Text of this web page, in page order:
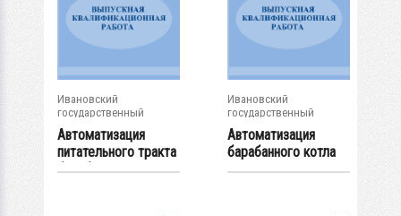
Ивановский
государственный
энергетический...
Автоматизация
питательного тракта
барабанного...
Ивановский
государственный
энергетический...
Автоматизация
барабанного котла
ТГМ-104